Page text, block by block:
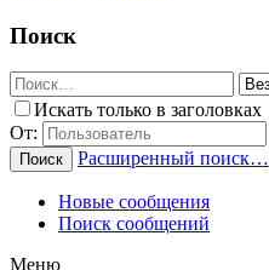
Поиск
Искать только в заголовках
От:
Поиск Расширенный поиск…
Новые сообщения
Поиск сообщений
Меню